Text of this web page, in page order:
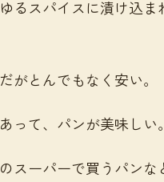
るスパイスに漬け込ま
がとんでもなく安い。
って、パンが美味しい。
スーパーで買うパン